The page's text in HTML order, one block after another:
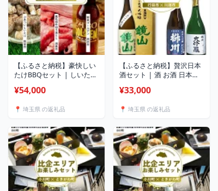
【ふるさと納税】豪快しい
たけBBQセット | しいたけ
シー 牛肉 肉 スライス 切り
トビール 埼玉県 埼玉県庁
¥54,000
📍 埼玉県 の返礼品
【ふるさと納税】贅沢日本
酒セット | 酒 お酒 日本酒
県庁
¥33,000
📍 埼玉県 の返礼品